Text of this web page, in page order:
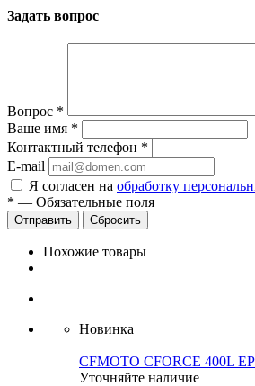
Задать вопрос
Вопрос *
Ваше имя *
Контактный телефон *
E-mail
Я согласен на обработку
* — Обязательные поля
Сбросить
Похожие товары
Новинка
CFMOTO CFORCE 400L
Уточняйте наличие